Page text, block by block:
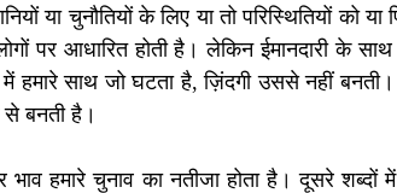
या चुनौतियों के लिए या तो परिस्थितियों को या
पर आधारित होती है। लेकिन ईमानदारी के
साथ जो घटता है, ज़िंदगी उससे नहीं बनती।
से बनती है।
हमारे चुनाव का नतीजा होता है। दूसरे शब्दों